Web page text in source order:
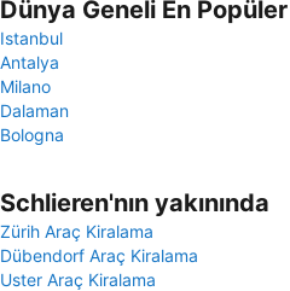
Dünya Geneli En
Istanbul
Antalya
Milano
Dalaman
Bologna
Schlieren'nın yakınında
Zürih Araç Kiralama
Dübendorf Araç Kiralama
Uster Araç Kiralama